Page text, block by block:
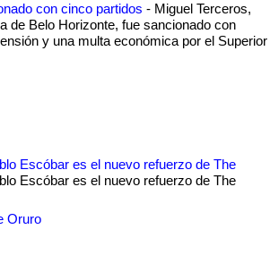
con cinco partidos - Miguel Terceros,
de Belo Horizonte, fue sancionado con
y una multa económica por el Superior
Escóbar es el nuevo refuerzo de The
Escóbar es el nuevo refuerzo de The
Oruro